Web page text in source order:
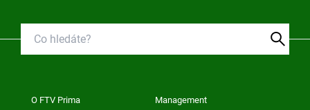
O FTV Prima Management